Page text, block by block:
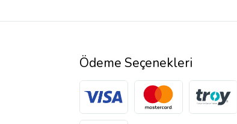
Ödeme Seçenekleri